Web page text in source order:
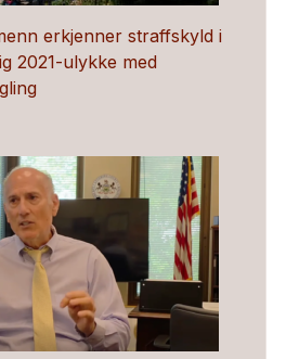
erkjenner straffskyld i
2021-ulykke med